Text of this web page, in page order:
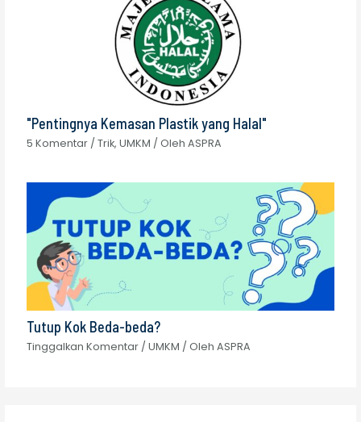
"Pentingnya Kemasan Plastik yang Halal"
5 Komentar /Trik,UMKM / OlehASPRA
Tutup Kok Beda-beda?
Tinggalkan Komentar /UMKM / OlehASPRA